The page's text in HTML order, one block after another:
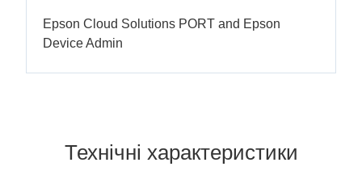
Epson Cloud Solutions PORT and Epson
Device Admin
Технічні характеристики